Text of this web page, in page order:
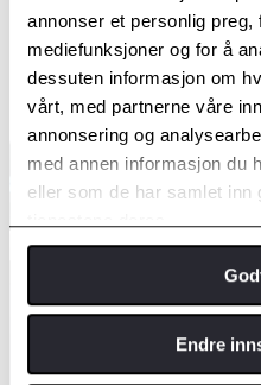
annonser et personlig
mediefunksjoner og for å
dessuten informasjon om
vårt, med partnerne våre
annonsering og
med annen informasjon du
eller som de har samlet inn
Endre
Ett år med
Toyota Relax - en